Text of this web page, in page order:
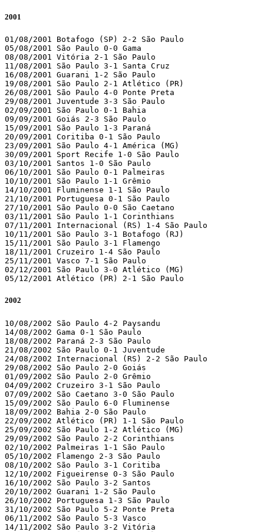
2001
01/08/2001 Botafogo (SP) 2-2 São Paulo
05/08/2001 São Paulo 0-0 Gama
08/08/2001 Vitória 2-1 São Paulo
11/08/2001 São Paulo 3-1 Santa Cruz
16/08/2001 Guarani 1-2 São Paulo
19/08/2001 São Paulo 2-1 Atlético (PR)
26/08/2001 São Paulo 4-0 Ponte Preta
29/08/2001 Juventude 3-3 São Paulo
02/09/2001 São Paulo 0-1 Bahia
09/09/2001 Goiás 2-3 São Paulo
15/09/2001 São Paulo 1-3 Paraná
20/09/2001 Coritiba 0-1 São Paulo
23/09/2001 São Paulo 4-1 América (MG)
30/09/2001 Sport Recife 1-0 São Paulo
03/10/2001 Santos 1-0 São Paulo
06/10/2001 São Paulo 0-1 Palmeiras
10/10/2001 São Paulo 1-1 Grêmio
14/10/2001 Fluminense 1-1 São Paulo
21/10/2001 Portuguesa 0-1 São Paulo
27/10/2001 São Paulo 0-0 São Caetano
03/11/2001 São Paulo 1-1 Corinthians
07/11/2001 Internacional (RS) 1-4 São Paulo
10/11/2001 São Paulo 3-1 Botafogo (RJ)
15/11/2001 São Paulo 3-1 Flamengo
18/11/2001 Cruzeiro 1-4 São Paulo
25/11/2001 Vasco 7-1 São Paulo
02/12/2001 São Paulo 3-0 Atlético (MG)
05/12/2001 Atlético (PR) 2-1 São Paulo
2002
10/08/2002 São Paulo 4-2 Paysandu
14/08/2002 Gama 0-1 São Paulo
18/08/2002 Paraná 2-3 São Paulo
21/08/2002 São Paulo 0-1 Juventude
24/08/2002 Internacional (RS) 2-2 São Paulo
29/08/2002 São Paulo 2-0 Goiás
01/09/2002 São Paulo 2-0 Grêmio
04/09/2002 Cruzeiro 3-1 São Paulo
07/09/2002 São Caetano 3-0 São Paulo
15/09/2002 São Paulo 6-0 Fluminense
18/09/2002 Bahia 2-0 São Paulo
22/09/2002 Atlético (PR) 1-1 São Paulo
25/09/2002 São Paulo 1-2 Atlético (MG)
29/09/2002 São Paulo 2-2 Corinthians
02/10/2002 Palmeiras 1-1 São Paulo
05/10/2002 Flamengo 2-3 São Paulo
08/10/2002 São Paulo 3-1 Coritiba
12/10/2002 Figueirense 0-3 São Paulo
16/10/2002 São Paulo 3-2 Santos
20/10/2002 Guarani 1-2 São Paulo
26/10/2002 Portuguesa 1-3 São Paulo
31/10/2002 São Paulo 5-2 Ponte Preta
06/11/2002 São Paulo 5-3 Vasco
14/11/2002 São Paulo 3-2 Vitória